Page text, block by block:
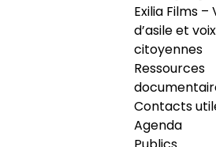
Exilia Films –
d’asile et voix
citoyennes
Ressources
Contacts
Agenda